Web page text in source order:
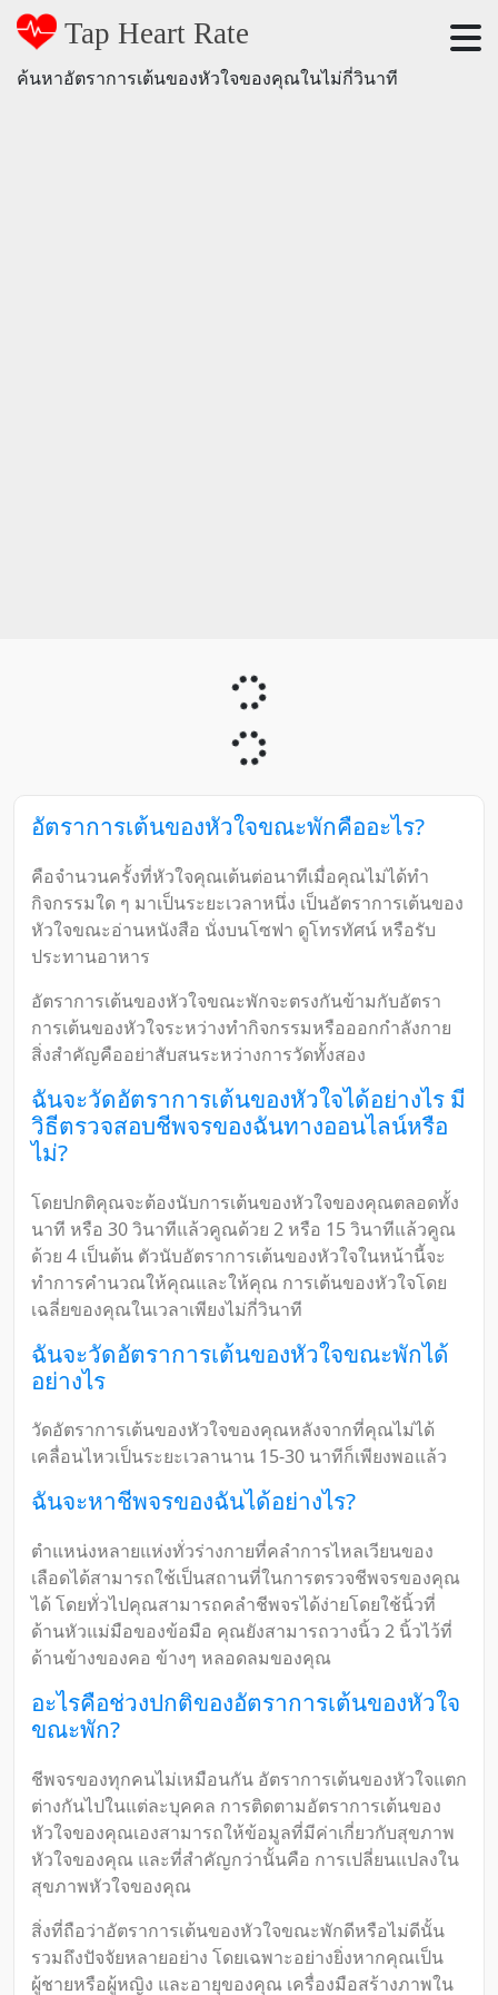
Tap Heart Rate
ค้นหาอัตราการเต้นของหัวใจของคุณในไม่กี่วินาที
อัตราการเต้นของหัวใจขณะพักคืออะไร?
คือจำนวนครั้งที่หัวใจคุณเต้นต่อนาทีเมื่อคุณไม่ได้ทำ
กิจกรรมใด ๆ มาเป็นระยะเวลาหนึ่ง เป็นอัตราการเต้นของ
หัวใจขณะอ่านหนังสือ นั่งบนโซฟา ดูโทรทัศน์ หรือรับ
ประทานอาหาร
อัตราการเต้นของหัวใจขณะพักจะตรงกันข้ามกับอัตรา
การเต้นของหัวใจระหว่างทำกิจกรรมหรือออกกำลังกาย
สิ่งสำคัญคืออย่าสับสนระหว่างการวัดทั้งสอง
ฉันจะวัดอัตราการเต้นของหัวใจได้อย่างไร มี
วิธีตรวจสอบชีพจรของฉันทางออนไลน์หรือ
ไม่?
โดยปกติคุณจะต้องนับการเต้นของหัวใจของคุณตลอดทั้ง
นาที หรือ 30 วินาทีแล้วคูณด้วย 2 หรือ 15 วินาทีแล้วคูณ
ด้วย 4 เป็นต้น ตัวนับอัตราการเต้นของหัวใจในหน้านี้จะ
ทำการคำนวณให้คุณและให้คุณ การเต้นของหัวใจโดย
เฉลี่ยของคุณในเวลาเพียงไม่กี่วินาที
ฉันจะวัดอัตราการเต้นของหัวใจขณะพักได้
อย่างไร
วัดอัตราการเต้นของหัวใจของคุณหลังจากที่คุณไม่ได้
เคลื่อนไหวเป็นระยะเวลานาน 15-30 นาทีก็เพียงพอแล้ว
ฉันจะหาชีพจรของฉันได้อย่างไร?
ตำแหน่งหลายแห่งทั่วร่างกายที่คลำการไหลเวียนของ
เลือดได้สามารถใช้เป็นสถานที่ในการตรวจชีพจรของคุณ
ได้ โดยทั่วไปคุณสามารถคลำชีพจรได้ง่ายโดยใช้นิ้วที่
ด้านหัวแม่มือของข้อมือ คุณยังสามารถวางนิ้ว 2 นิ้วไว้ที่
ด้านข้างของคอ ข้างๆ หลอดลมของคุณ
อะไรคือช่วงปกติของอัตราการเต้นของหัวใจ
ขณะพัก?
ชีพจรของทุกคนไม่เหมือนกัน อัตราการเต้นของหัวใจแตก
ต่างกันไปในแต่ละบุคคล การติดตามอัตราการเต้นของ
หัวใจของคุณเองสามารถให้ข้อมูลที่มีค่าเกี่ยวกับสุขภาพ
หัวใจของคุณ และที่สำคัญกว่านั้นคือ การเปลี่ยนแปลงใน
สุขภาพหัวใจของคุณ
สิ่งที่ถือว่าอัตราการเต้นของหัวใจขณะพักดีหรือไม่ดีนั้น
รวมถึงปัจจัยหลายอย่าง โดยเฉพาะอย่างยิ่งหากคุณเป็น
ผู้ชายหรือผู้หญิง และอายุของคุณ เครื่องมือสร้างภาพใน